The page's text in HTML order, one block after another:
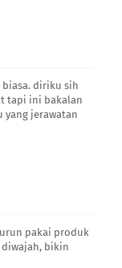
biasa. diriku sih
tapi ini bakalan
yang jerawatan
pakai produk
bikin